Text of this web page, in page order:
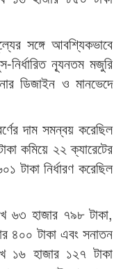
সঙ্গে আবশ্যিকভাবে
নির্ধারিত ন্যূনতম মজুরি
ডিজাইন ও মানভেদে
দাম সমন্বয় করেছিল
কমিয়ে ২২ ক্যারেটের
টাকা নির্ধারণ করেছিল
৬৩ হাজার ৭৯৮ টাকা,
৪০০ টাকা এবং সনাতন
১৬ হাজার ১২৭ টাকা